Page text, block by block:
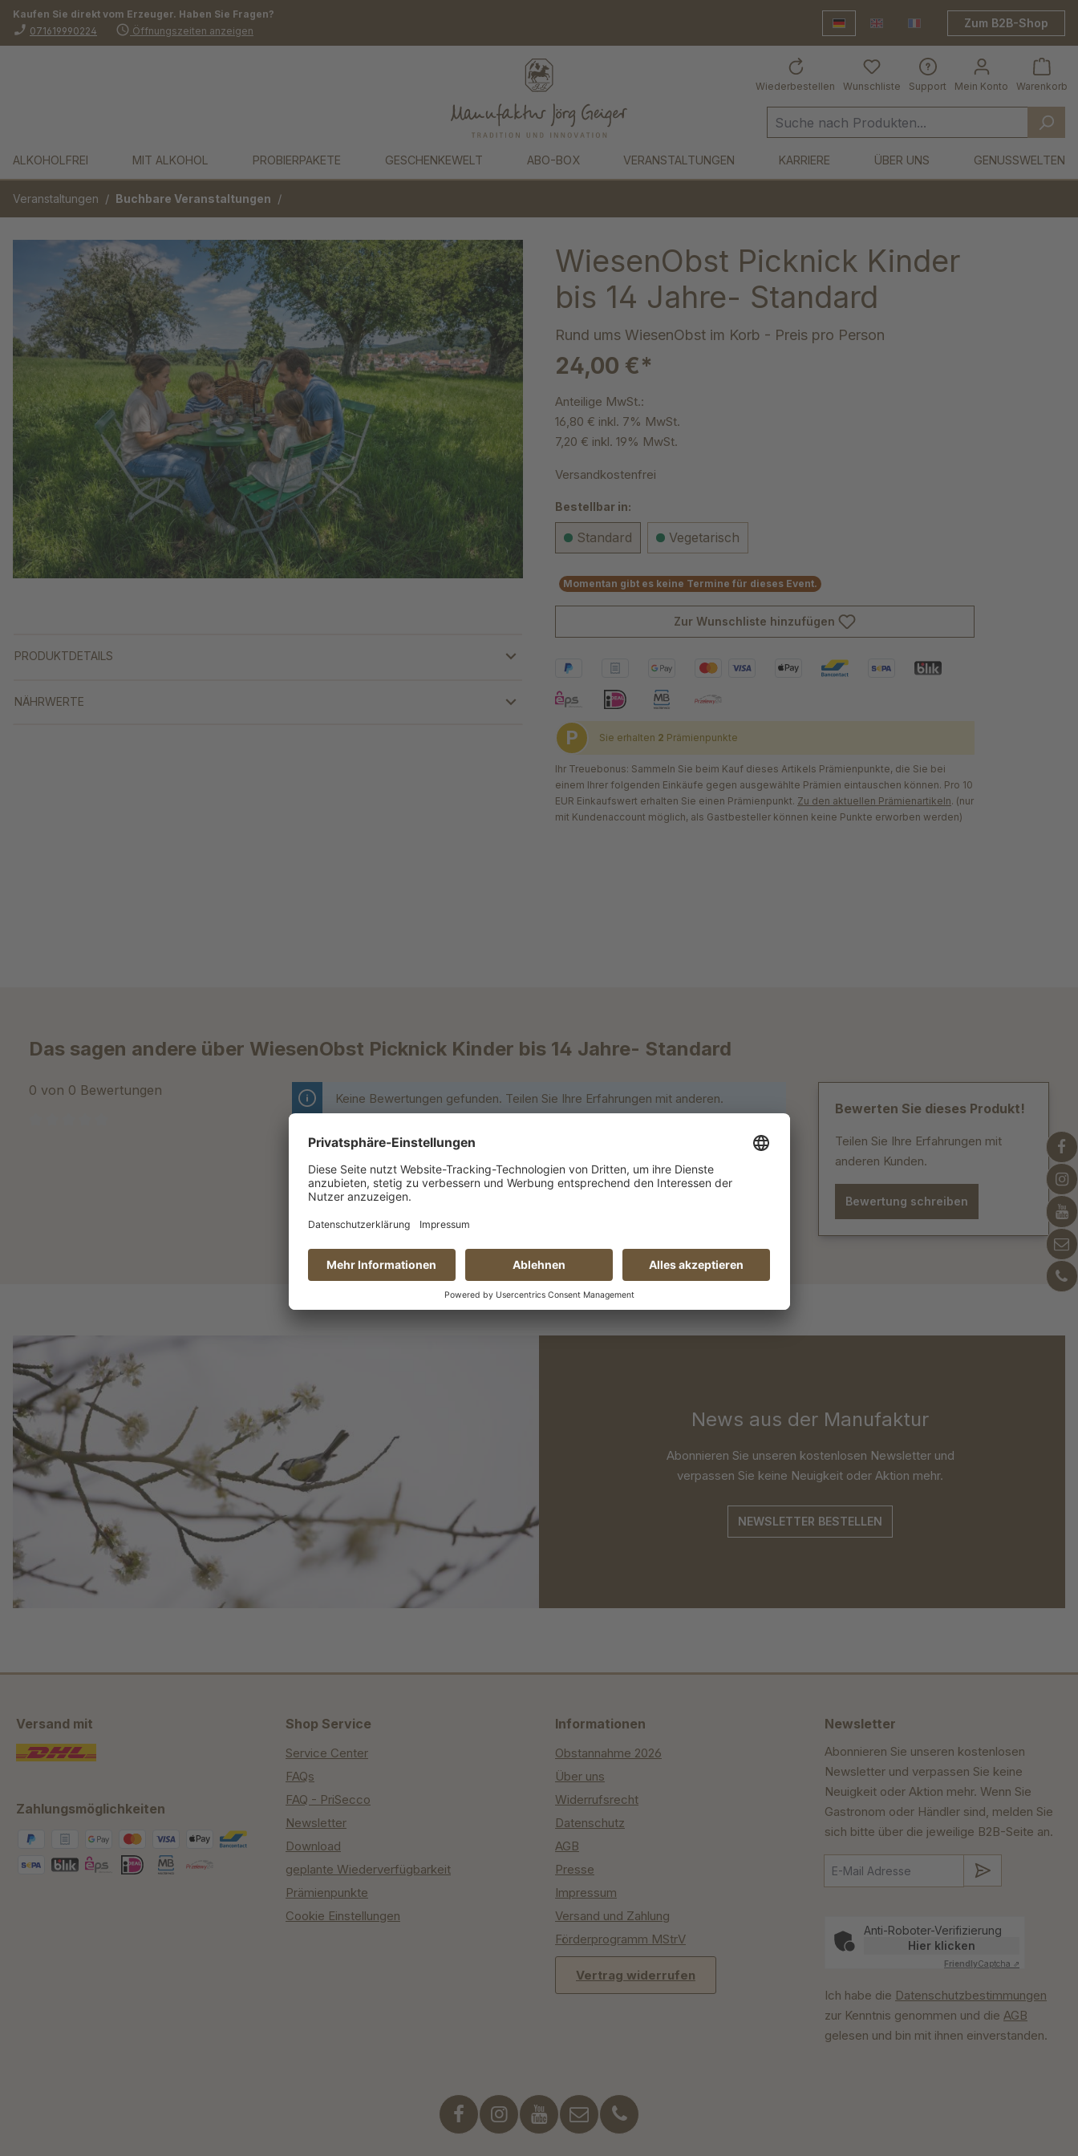
Zur Hauptnavigation springen
Kaufen Sie direkt vom Erzeuger. Haben Sie Fragen?
phone_enabled 071619990224 schedule Öffnungszeiten anzeigen Deutsch Frankreich Shop
Zum B2B-Shop
Wiederbestellen Mein Konto
Wunschliste Support Warenkorb
ALKOHOLFREI MIT ALKOHOL PROBIERPAKETE GESCHENKEWELT ABO-BOX VERANSTALTUNGEN KARRIERE ÜBER UNS GENUSSWELTEN
Veranstaltungen / Buchbare Veranstaltungen /
Bildergalerie überspringen
PRODUKTDETAILS
NÄHRWERTE
WiesenObst Picknick Kinder
bis 14 Jahre- Standard
Rund ums WiesenObst im Korb - Preis pro Person
24,00 €*
Anteilige MwSt.:
16,80 € inkl. 7% MwSt.
7,20 € inkl. 19% MwSt.
Versandkostenfrei
Bestellbar in:
Standard Vegetarisch
Momentan gibt es keine Termine für dieses Event.
Zur Wunschliste hinzufügen
P Sie erhalten 2 Prämienpunkte
Ihr Treuebonus: Sammeln Sie beim Kauf dieses Artikels Prämienpunkte, die Sie bei
einem Ihrer folgenden Einkäufe gegen ausgewählte Prämien eintauschen können. Pro 10
EUR Einkaufswert erhalten Sie einen Prämienpunkt. Zu den aktuellen Prämienartikeln. (nur
mit Kundenaccount möglich, als Gastbesteller können keine Punkte erworben werden)
Das sagen andere über WiesenObst Picknick Kinder bis 14 Jahre- Standard
0 von 0 Bewertungen
Keine Bewertungen gefunden. Teilen Sie Ihre Erfahrungen mit anderen.
Bewerten Sie dieses Produkt!
Teilen Sie Ihre Erfahrungen mit
anderen Kunden.
Bewertung schreiben
News aus der Manufaktur
Abonnieren Sie unseren kostenlosen Newsletter und
verpassen Sie keine Neuigkeit oder Aktion mehr.
NEWSLETTER BESTELLEN
Versand mit
Zahlungsmöglichkeiten
Shop Service
Service Center
FAQs
FAQ - PriSecco
Newsletter
Download
geplante Wiederverfügbarkeit
Prämienpunkte
Cookie Einstellungen
Informationen
Obstannahme 2026
Über uns
Widerrufsrecht
Datenschutz
AGB
Presse
Impressum
Versand und Zahlung
Förderprogramm MStrV
Vertrag widerrufen
Newsletter
Abonnieren Sie unseren kostenlosen
Newsletter und verpassen Sie keine
Neuigkeit oder Aktion mehr. Wenn Sie
Gastronom oder Händler sind, melden Sie
sich bitte über die jeweilige B2B-Seite an.
Anti-Roboter-Verifizierung
Hier klicken
FriendlyCaptcha ⇗
Ich habe die Datenschutzbestimmungen
zur Kenntnis genommen und die AGB
gelesen und bin mit ihnen einverstanden.